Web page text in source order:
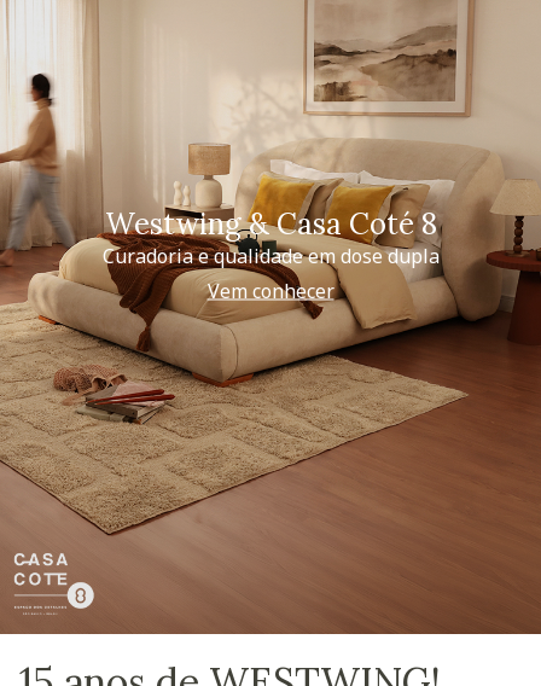
Westwing & Casa Coté 8
Curadoria e qualidade em dose dupla
Vem conhecer